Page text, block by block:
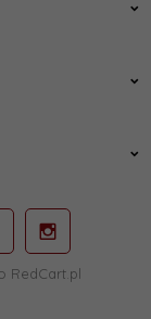
RedCart.pl